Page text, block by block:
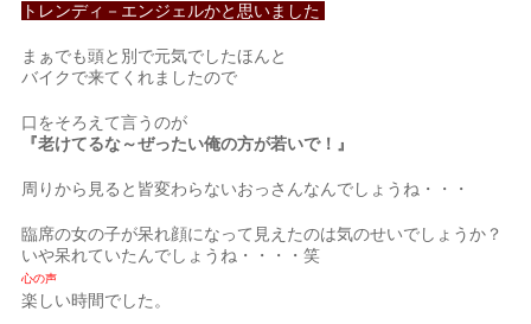
トレンディ－エンジェルかと思いました
まぁでも頭と別で元気でしたほんと
バイクで来てくれましたので
口をそろえて言うのが
『老けてるな～ぜったい俺の方が若いで！』
周りから見ると皆変わらないおっさんなんでしょうね・・・
臨席の女の子が呆れ顔になって見えたのは気のせいでしょうか？
いや呆れていたんでしょうね・・・・笑
心の声
楽しい時間でした。